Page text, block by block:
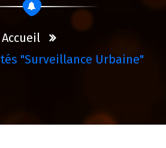
Accueil
"surveillance Urbaine"